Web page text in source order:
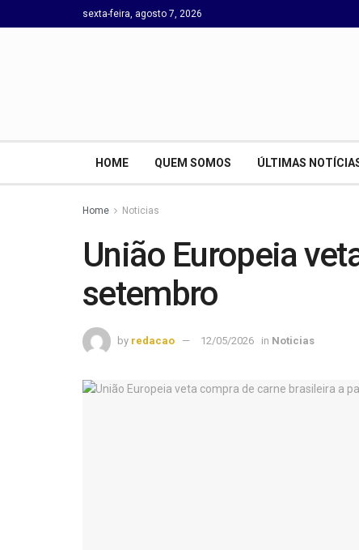
sexta-feira, agosto 7, 2026
HOME QUEM SOMOS ÚLTIMAS
Home Noticias
União Europeia
setembro
by redacao 12/05/2026 in Noticias